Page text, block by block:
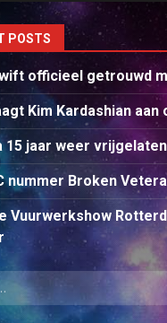
POSTS
officieel getrouwd
Kim Kardashian aan
15 jaar weer vrijgelaten
nummer Broken
Vuurwerkshow